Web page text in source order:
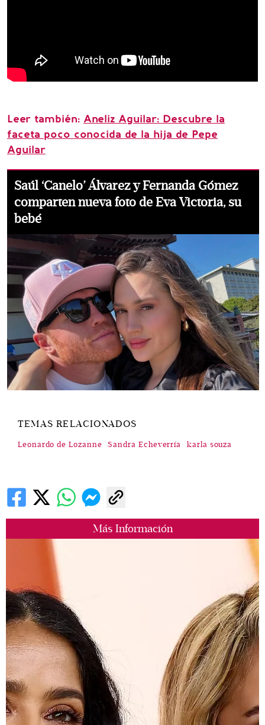
Más Información
Leer también: Aneliz Aguilar: Descubre la
faceta poco conocida de la hija de Pepe
Aguilar
Saúl ‘Canelo’ Álvarez y Fernanda Gómez
comparten nueva foto de Eva Victoria, su
bebé
TEMAS RELACIONADOS
Leonardo de Lozanne Sandra Echeverría karla souza